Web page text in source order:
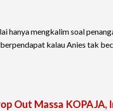
hanya mengkalim soal
kalau Anies tak
Out Massa KOPAJA,